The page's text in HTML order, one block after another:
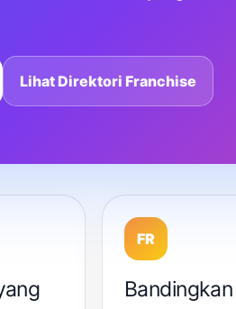
Lihat Direktori Franchise
FR